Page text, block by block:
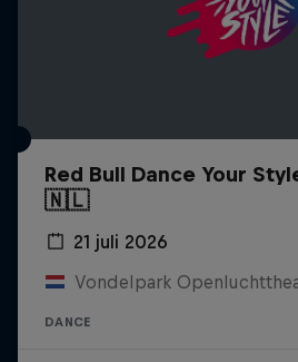
Red Bull Dance Your
🇳🇱
21 juli 2026
Vondelpark
DANCE